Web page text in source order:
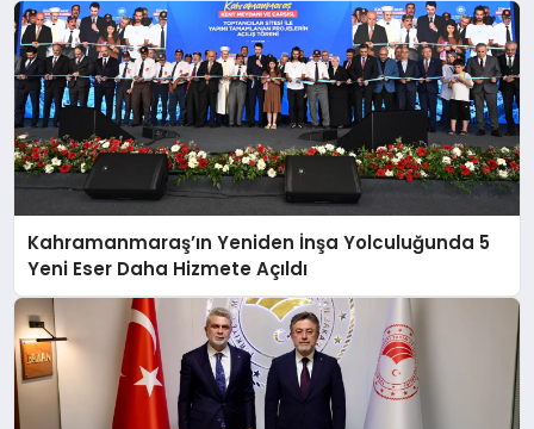
Kahramanmaraş’ın Yeniden İnşa Yolculuğunda 5
Yeni Eser Daha Hizmete Açıldı